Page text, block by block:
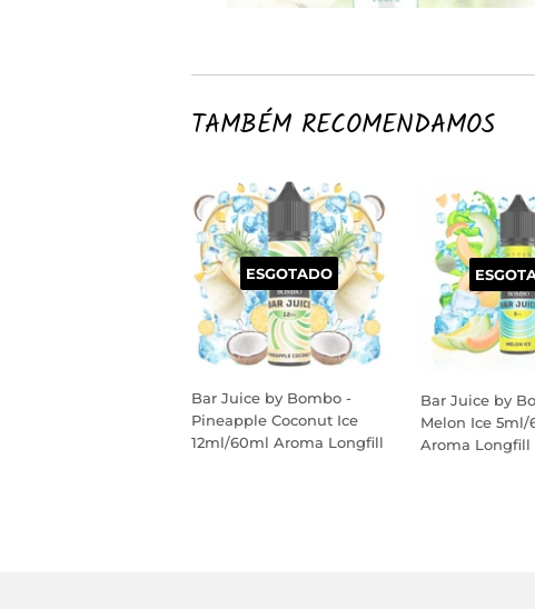
TAMBÉM RECOMENDAMOS
ESGOTADO
Bar Juice by Bombo -
Pineapple Coconut Ice
12ml/60ml Aroma Longfill
Bar Juice by
Melon Ice 5ml/
Aroma Longfill